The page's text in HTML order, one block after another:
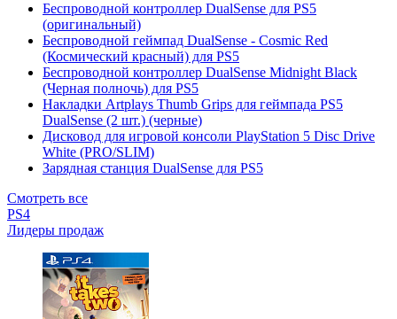
Беспроводной контроллер DualSense для PS5
(оригинальный)
Беспроводной геймпад DualSense - Cosmic Red
(Космический красный) для PS5
Беспроводной контроллер DualSense Midnight Black
(Черная полночь) для PS5
Накладки Artplays Thumb Grips для геймпада PS5
DualSense (2 шт.) (черные)
Дисковод для игровой консоли PlayStation 5 Disc Drive
White (PRO/SLIM)
Зарядная станция DualSense для PS5
Смотреть все
PS4
Лидеры продаж